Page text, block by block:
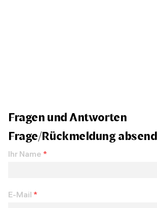
Fragen und Antworten
Frage/Rückmeldung
Ihr Name *
E-Mail *